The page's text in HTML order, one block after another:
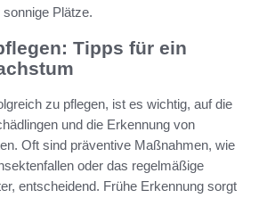
Plätze.
Tipps für ein
zu pflegen, ist es wichtig, auf die
und die Erkennung von
Oft sind präventive Maßnahmen, wie
oder das regelmäßige
entscheidend. Frühe Erkennung sorgt